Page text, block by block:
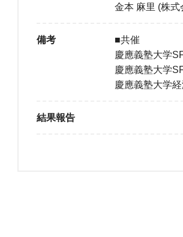
金本 麻里 (株
備考
■共催
慶應義塾大学
慶應義塾大学
慶應義塾大学
結果報告